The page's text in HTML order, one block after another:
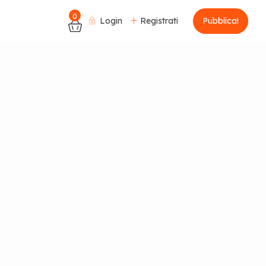
0 Login Registrati Pubblica!